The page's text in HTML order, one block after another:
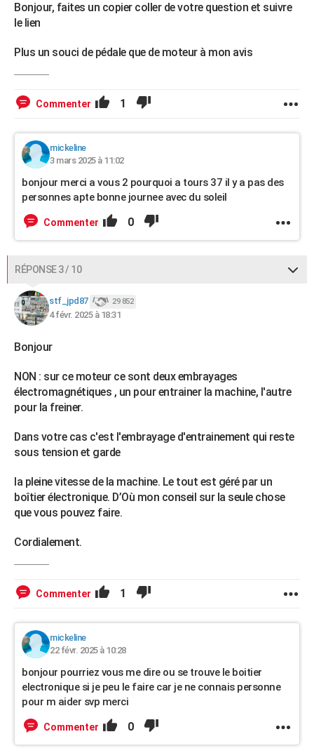
Bonjour, faites un copier coller de votre question et suivre
le lien
Plus un souci de pédale que de moteur à mon avis
Commenter 1
mickeline
3 mars 2025 à 11:02
bonjour merci a vous 2 pourquoi a tours 37 il y a pas des
personnes apte bonne journee avec du soleil
Commenter 0
RÉPONSE 3 / 10
stf_jpd87 29 852
4 févr. 2025 à 18:31
Bonjour
NON : sur ce moteur ce sont deux embrayages
électromagnétiques , un pour entrainer la machine, l'autre
pour la freiner.
Dans votre cas c'est l'embrayage d'entrainement qui reste
sous tension et garde
la pleine vitesse de la machine. Le tout est géré par un
boîtier électronique. D’Où mon conseil sur la seule chose
que vous pouvez faire.
Cordialement.
Commenter 1
mickeline
22 févr. 2025 à 10:28
bonjour pourriez vous me dire ou se trouve le boitier
electronique si je peu le faire car je ne connais personne
pour m aider svp merci
Commenter 0